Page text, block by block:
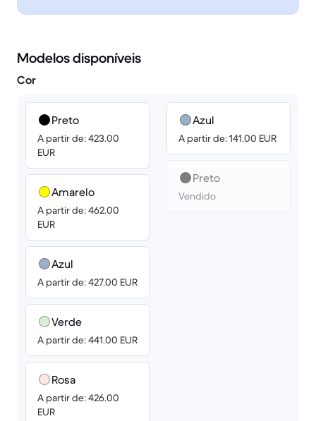
Modelos disponíveis
Cor
Preto
A partir de: 423.00
EUR
Amarelo
A partir de: 462.00
EUR
Azul
A partir de: 427.00 EUR
Verde
A partir de: 441.00 EUR
Rosa
A partir de: 426.00
EUR
Azul
A partir de: 141.00 EUR
Preto
Vendido